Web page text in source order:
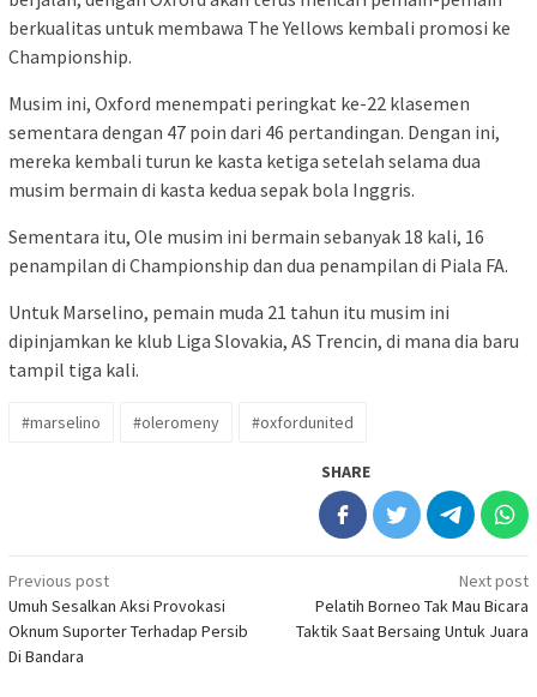
berkualitas untuk membawa The Yellows kembali promosi ke
Championship.
Musim ini, Oxford menempati peringkat ke-22 klasemen
sementara dengan 47 poin dari 46 pertandingan. Dengan ini,
mereka kembali turun ke kasta ketiga setelah selama dua
musim bermain di kasta kedua sepak bola Inggris.
Sementara itu, Ole musim ini bermain sebanyak 18 kali, 16
penampilan di Championship dan dua penampilan di Piala FA.
Untuk Marselino, pemain muda 21 tahun itu musim ini
dipinjamkan ke klub Liga Slovakia, AS Trencin, di mana dia baru
tampil tiga kali.
#marselino #oleromeny #oxfordunited
SHARE
Post
navigation
Previous post
Umuh Sesalkan Aksi Provokasi
Oknum Suporter Terhadap Persib
Di Bandara
Next post
Pelatih Borneo Tak Mau Bicara
Taktik Saat Bersaing Untuk Juara